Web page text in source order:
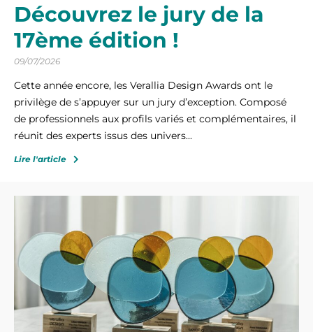
Découvrez le jury de la
17ème édition !
09/07/2026
Cette année encore, les Verallia Design Awards ont le
privilège de s’appuyer sur un jury d’exception. Composé
de professionnels aux profils variés et complémentaires, il
réunit des experts issus des univers...
Lire l'article